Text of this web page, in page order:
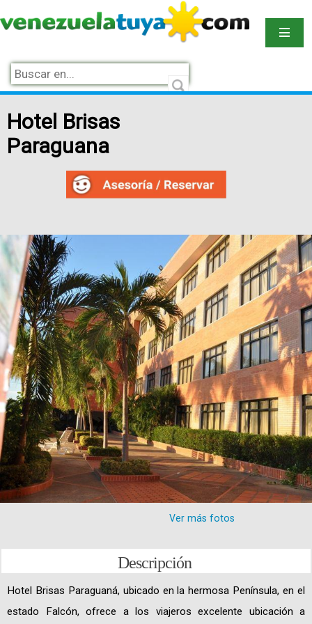
Hotel Brisas
Paraguana
Ver más fotos
Descripción
Hotel Brisas Paraguaná, ubicado en la hermosa Península, en el
estado Falcón, ofrece a los viajeros excelente ubicación a